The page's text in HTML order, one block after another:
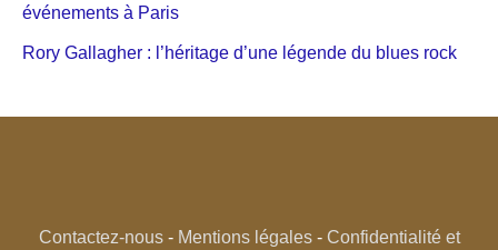
événements à Paris
Rory Gallagher : l’héritage d’une légende du blues rock
Contactez-nous- Mentions légales- Confidentialité et